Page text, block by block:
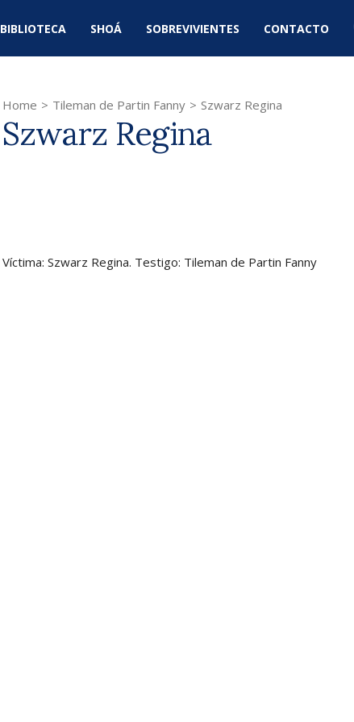
BIBLIOTECA SHOÁ SOBREVIVIENTES CONTACTO
Home > Tileman de Partin Fanny > Szwarz Regina
Szwarz Regina
Víctima: Szwarz Regina. Testigo: Tileman de Partin Fanny